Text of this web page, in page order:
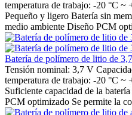
temperatura de trabajo: -20 °C ~
Pequeño y ligero Batería sin
medio ambiente Diseño PCM
Batería de polímero de litio de
Tensión nominal: 3,7 V
temperatura de trabajo: -20 °C ~
Suficiente capacidad de la
PCM optimizado Se permite la